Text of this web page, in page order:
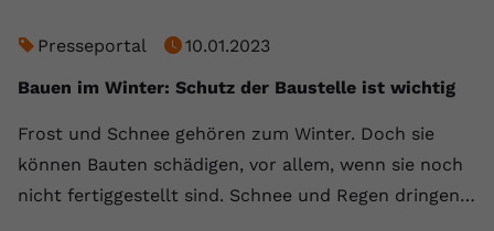
Presseportal
10.01.2023
Bauen im Winter: Schutz der Baustelle ist wichtig
Frost und Schnee gehören zum Winter. Doch sie
können Bauten schädigen, vor allem, wenn sie noch
nicht fertiggestellt sind. Schnee und Regen dringen…